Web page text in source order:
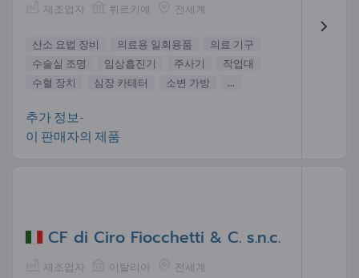
제조업자 튀르키예 전세계
산소 요법 장비 의료용 일회용품
의료 기구
수술실 조명
임상흡진기 주사기
작업대
수혈 장치
심장 카테터 소변 가방 ...
추가 정보-
이 판매자의 제품
CF di Ciro Fiocchetti & C. s.n.c.
제조업자 이탈리아 전세계